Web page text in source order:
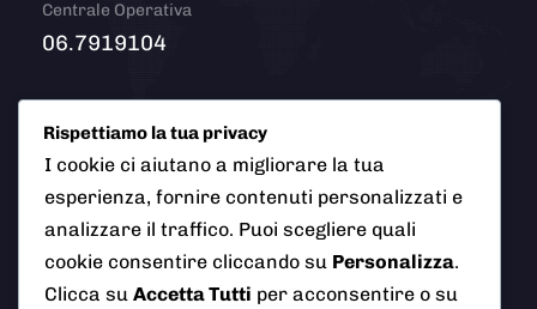
Centrale Operativa
06.7919104
info@polizialocaleciampino.it
© 2026 Polizia Locale del Comune di Ciampino (Roma). Tutti
i diritti riservati
Rispettiamo la tua privacy
I cookie ci aiutano a migliorare la tua
esperienza, fornire contenuti personalizzati e
analizzare il traffico. Puoi scegliere quali
cookie consentire cliccando su Personalizza.
Clicca su Accetta Tutti per acconsentire o su